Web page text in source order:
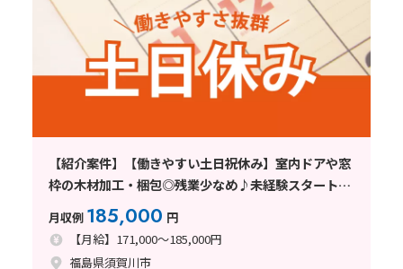
【紹介案件】【働きやすい土日祝休み】室内ドアや窓
枠の木材加工・梱包◎残業少なめ♪未経験スタート
月収例 185,000 円
【月給】171,000～185,000円
福島県須賀川市